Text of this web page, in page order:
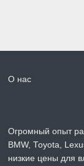
О нас
Огромный опыт
BMW, Toyota,
низкие цены для